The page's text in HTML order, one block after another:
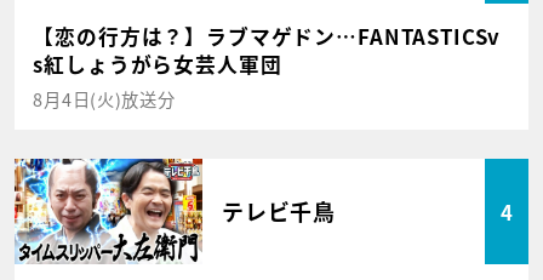
【恋の行方は？】ラブマゲドン…FANTASTICSv
s紅しょうがら女芸人軍団
8月4日(火)放送分
テレビ千鳥 4